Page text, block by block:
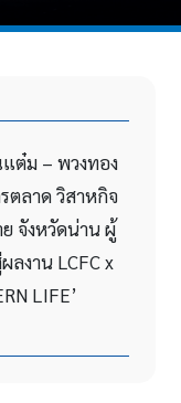
ต๋ม – พวงทอง
ตลาด วิสาหกิจ
จังหวัดน่าน ผู้
ลงาน LCFC x
LIFE’